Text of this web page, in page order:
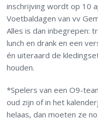
inschrijving wordt op 10
Voetbaldagen van vv
Alles is dan inbegrepen:
lunch en drank en een
én uiteraard de
houden.
*Spelers van een O9-
oud zijn of in het
helaas, dan moeten ze